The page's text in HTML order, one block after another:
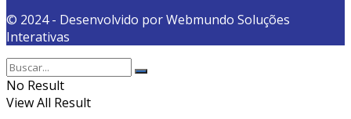
© 2024 - Desenvolvido por Webmundo Soluções
Interativas
No Result
View All Result